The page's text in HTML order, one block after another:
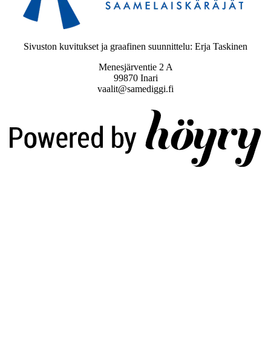
Sivuston kuvitukset ja graafinen suunnittelu: Erja Taskinen
Menesjärventie 2 A
99870 Inari
vaalit@samediggi.fi